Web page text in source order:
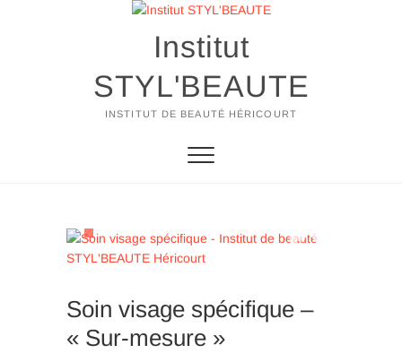
Institut
STYL'BEAUTE
INSTITUT DE BEAUTÉ HÉRICOURT
Soin visage spécifique –
« Sur-mesure »